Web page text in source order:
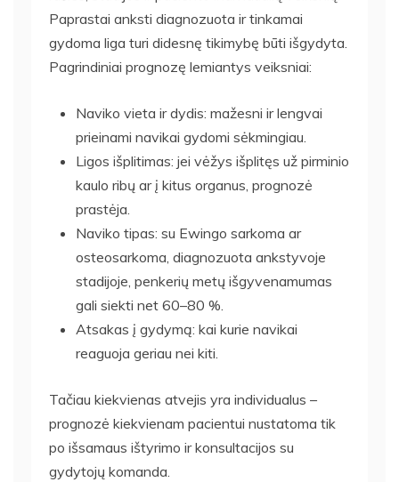
Paprastai anksti diagnozuota ir tinkamai
gydoma liga turi didesnę tikimybę būti išgydyta.
Pagrindiniai prognozę lemiantys veiksniai:
Naviko vieta ir dydis: mažesni ir lengvai
prieinami navikai gydomi sėkmingiau.
Ligos išplitimas: jei vėžys išplitęs už pirminio
kaulo ribų ar į kitus organus, prognozė
prastėja.
Naviko tipas: su Ewingo sarkoma ar
osteosarkoma, diagnozuota ankstyvoje
stadijoje, penkerių metų išgyvenamumas
gali siekti net 60–80 %.
Atsakas į gydymą: kai kurie navikai
reaguoja geriau nei kiti.
Tačiau kiekvienas atvejis yra individualus –
prognozė kiekvienam pacientui nustatoma tik
po išsamaus ištyrimo ir konsultacijos su
gydytojų komanda.